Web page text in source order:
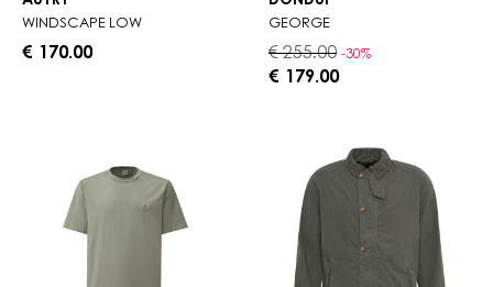
WINDSCAPE LOW
€ 170.00
GEORGE
€ 255.00 -30%
€ 179.00